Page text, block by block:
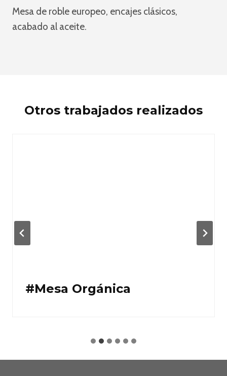
Mesa de roble europeo, encajes clásicos,
acabado al aceite.
Otros trabajados realizados
#Mesa Orgánica